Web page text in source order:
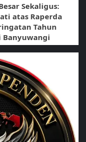
Sekaligus:
atas Raperda
Tahun
Banyuwangi